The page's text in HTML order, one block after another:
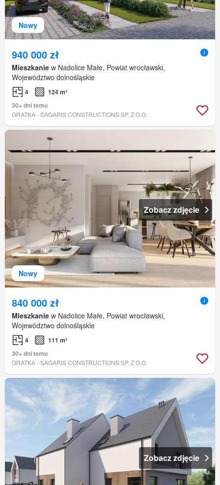
Nowy
940 000 zł
Mieszkanie w Nadolice Małe, Powiat wrocławski,
Województwo dolnośląskie
4
124 m²
30+ dni temu
GRATKA - SAGARIS CONSTRUCTIONS SP. Z O.O.
Nowy
Zobacz zdjęcie
840 000 zł
Mieszkanie w Nadolice Małe, Powiat wrocławski,
Województwo dolnośląskie
4
111 m²
30+ dni temu
GRATKA - SAGARIS CONSTRUCTIONS SP. Z O.O.
Zobacz zdjęcie